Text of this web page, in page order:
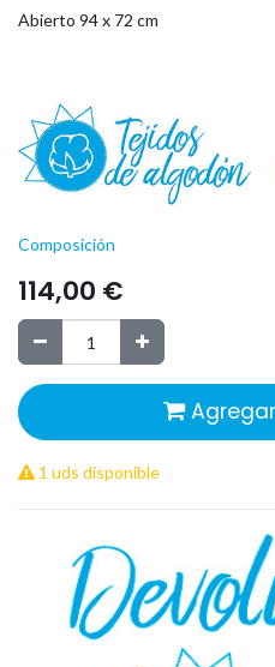
Abierto 94 x 72 cm
Composición
114,00 €
1 uds disponible